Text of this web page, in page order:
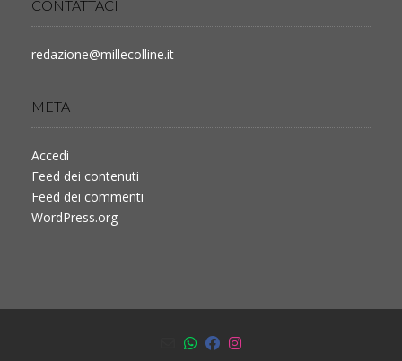
CONTATTACI
redazione@millecolline.it
META
Accedi
Feed dei contenuti
Feed dei commenti
WordPress.org